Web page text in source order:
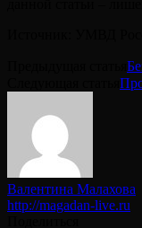
Валентина Малахова
http://magadan-live.ru